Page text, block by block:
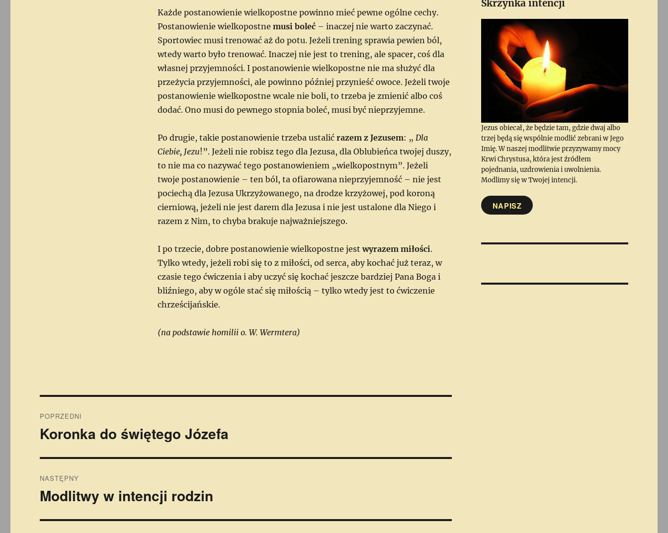
Każde postanowienie wielkopostne powinno mieć pewne ogólne cechy.
Postanowienie wielkopostne musi boleć– inaczej nie warto zaczynać.
Sportowiec musi trenować aż do potu. Jeżeli trening sprawia pewien ból,
wtedy warto było trenować. Inaczej nie jest to trening, ale spacer, coś dla
własnej przyjemności. I postanowienie wielkopostne nie ma służyć dla
przeżycia przyjemności, ale powinno później przynieść owoce. Jeżeli twoje
postanowienie wielkopostne wcale nie boli, to trzeba je zmienić albo coś
dodać. Ono musi do pewnego stopnia boleć, musi być nieprzyjemne.
Po drugie, takie postanowienie trzeba ustalićrazem z Jezusem: „ Dla
Ciebie, Jezu!”. Jeżeli nie robisz tego dla Jezusa, dla Oblubieńca twojej duszy,
to nie ma co nazywać tego postanowieniem „wielkopostnym”. Jeżeli
twoje postanowienie – ten ból, ta ofiarowana nieprzyjemność – nie jest
pociechą dla Jezusa Ukrzyżowanego, na drodze krzyżowej, pod koroną
cierniową, jeżeli nie jest darem dla Jezusa i nie jest ustalone dla Niego i
razem z Nim, to chyba brakuje najważniejszego.
I po trzecie, dobre postanowienie wielkopostne jestwyrazem miłości.
Tylko wtedy, jeżeli robi się to z miłości, od serca, aby kochać już teraz, w
czasie tego ćwiczenia i aby uczyć się kochać jeszcze bardziej Pana Boga i
bliźniego, aby w ogóle stać się miłością – tylko wtedy jest to ćwiczenie
chrześcijańskie.
(na podstawie homilii o. W. Wermtera)
wpisu
POPRZEDNI
Poprzedni
Koronka do świętego Józefa
NASTĘPNY
Następny
Modlitwy w intencji rodzin
Skrzynka intencji
Jezus obiecał, że będzie tam, gdzie dwaj albo
trzej będą się wspólnie modlić zebrani w Jego
Imię. W naszej modlitwie przyzywamy mocy
Krwi Chrystusa, która jest źródłem
pojednania, uzdrowienia i uwolnienia.
Modlimy się w Twojej intencji.
NAPISZ